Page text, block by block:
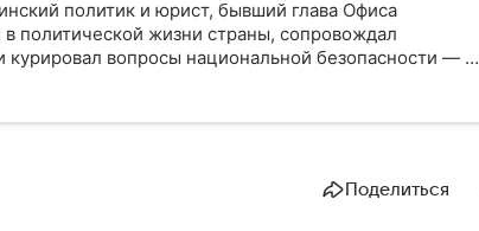
политик и юрист, бывший глава Офиса
политической жизни страны, сопровождал
вопросы национальной безопасности — до
главное из его биографии.
Поделиться